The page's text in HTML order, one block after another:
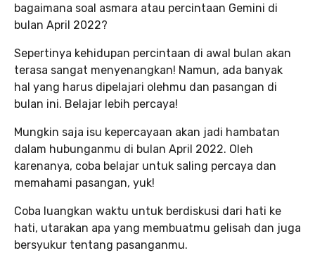
bagaimana soal asmara atau percintaan Gemini di
bulan April 2022?
Sepertinya kehidupan percintaan di awal bulan akan
terasa sangat menyenangkan! Namun, ada banyak
hal yang harus dipelajari olehmu dan pasangan di
bulan ini. Belajar lebih percaya!
Mungkin saja isu kepercayaan akan jadi hambatan
dalam hubunganmu di bulan April 2022. Oleh
karenanya, coba belajar untuk saling percaya dan
memahami pasangan, yuk!
Coba luangkan waktu untuk berdiskusi dari hati ke
hati, utarakan apa yang membuatmu gelisah dan juga
bersyukur tentang pasanganmu.